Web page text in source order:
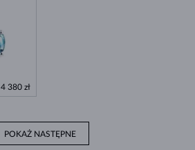
4 380 zł
POKAŻ NASTĘPNE